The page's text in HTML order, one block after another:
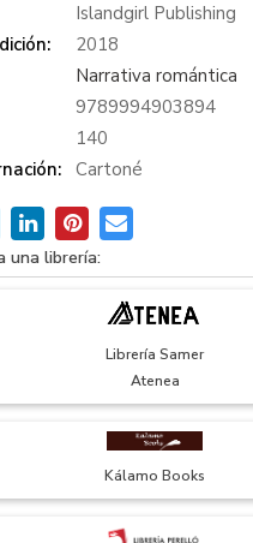
Islandgirl Publishing
2018
Narrativa romántica
9789994903894
140
Cartoné
una librería:
Librería Samer
Atenea
Kálamo Books